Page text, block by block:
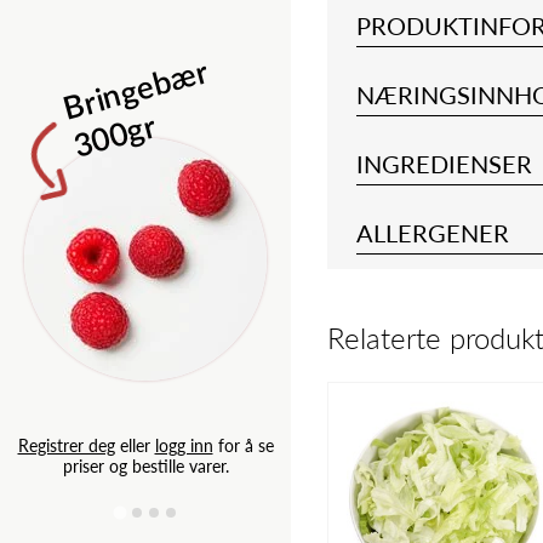
B
ri
n
g
e
b
æ
r
3
0
0
g
r
Registrer degeller logg inn for å se
priser og bestille varer.
Isbergsalat
Registrer degellerlogg inn
priser og bestille varer.
INGREDIENSER
ALLERGENER
Relaterte